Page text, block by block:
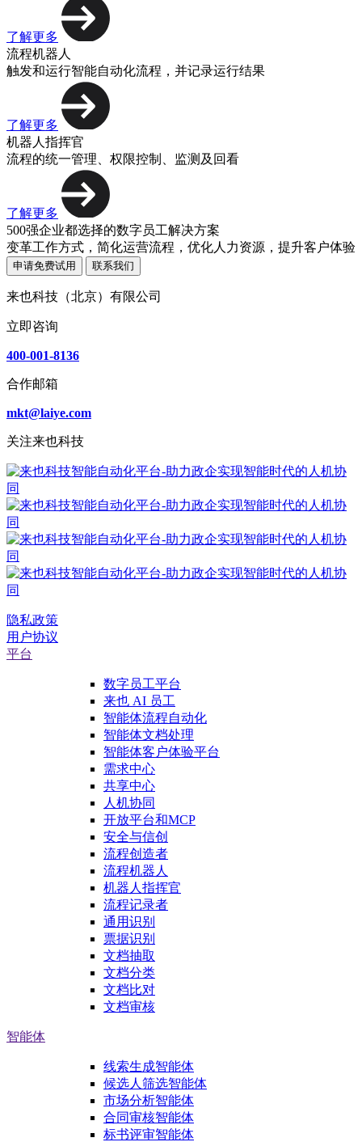
了解更多
流程机器人
触发和运行智能自动化流程，并记录运行结果
了解更多
机器人指挥官
流程的统一管理、权限控制、监测及回看
了解更多
500强企业都选择的数字员工解决方案
变革工作方式，简化运营流程，优化人力资源，提升客户体验
申请免费试用 联系我们
来也科技（北京）有限公司
立即咨询
400-001-8136
合作邮箱
mkt@laiye.com
关注来也科技
隐私政策
用户协议
平台
数字员工平台
来也 AI 员工
智能体流程自动化
智能体文档处理
智能体客户体验平台
需求中心
共享中心
人机协同
开放平台和MCP
安全与信创
流程创造者
流程机器人
机器人指挥官
流程记录者
通用识别
票据识别
文档抽取
文档分类
文档比对
文档审核
智能体
线索生成智能体
候选人筛选智能体
市场分析智能体
合同审核智能体
标书评审智能体